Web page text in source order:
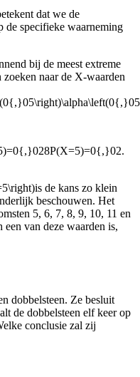
dat we de
de specifieke waarneming
bij de meest extreme
zoeken naar de X-waarden
.
is de kans zo klein
beschouwen. Het
5, 6, 7, 8, 9, 10, 11 en
een van deze waarden is,
dobbelsteen. Ze besluit
de dobbelsteen elf keer op
conclusie zal zij